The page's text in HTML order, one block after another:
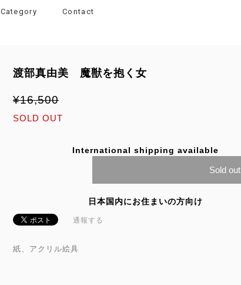
Category Contact
渡部真由美 魔獣を抱く女
¥16,500
SOLD OUT
International shipping available
Sold out
日本国内にお住まいの方向け
通報する
紙、アクリル絵具